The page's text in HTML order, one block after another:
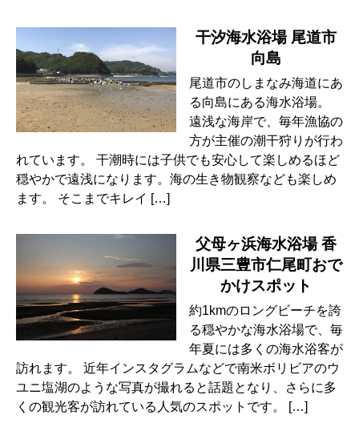
干汐海水浴場 尾道市
向島
尾道市のしまなみ海道にあ
る向島にある海水浴場。
遠浅な海岸で、毎年漁協の
方が主催の潮干狩りが行わ
れています。 干潮時には子供でも安心して楽しめるほど
穏やかで遠浅になります。海の生き物観察なども楽しめ
ます。 そこまでキレイ […]
父母ヶ浜海水浴場 香
川県三豊市仁尾町おで
かけスポット
約1kmのロングビーチを誇
る穏やかな海水浴場で、毎
年夏には多くの海水浴客が
訪れます。 近年インスタグラムなどで南米ボリビアのウ
ユニ塩湖のような写真が撮れると話題となり、さらに多
くの観光客が訪れている人気のスポットです。 […]